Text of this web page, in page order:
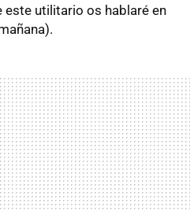
este utilitario os hablaré en